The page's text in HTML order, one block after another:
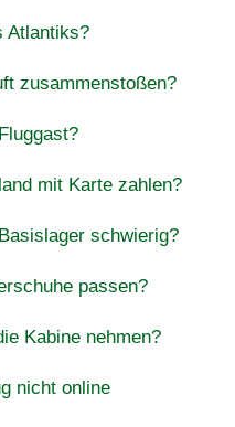
Atlantiks?
zusammenstoßen?
mit Karte zahlen?
schwierig?
passen?
Kabine nehmen?
nicht online